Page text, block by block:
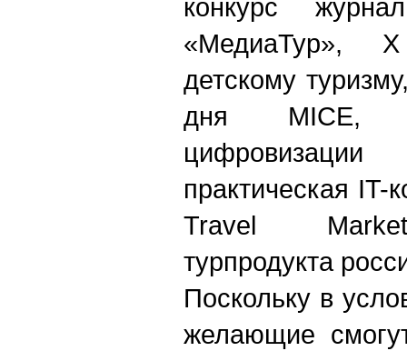
конкурс
«МедиаТур»,
детскому
дня MICE,
практическая
Travel
турпродукта
Поскольку в
желающие